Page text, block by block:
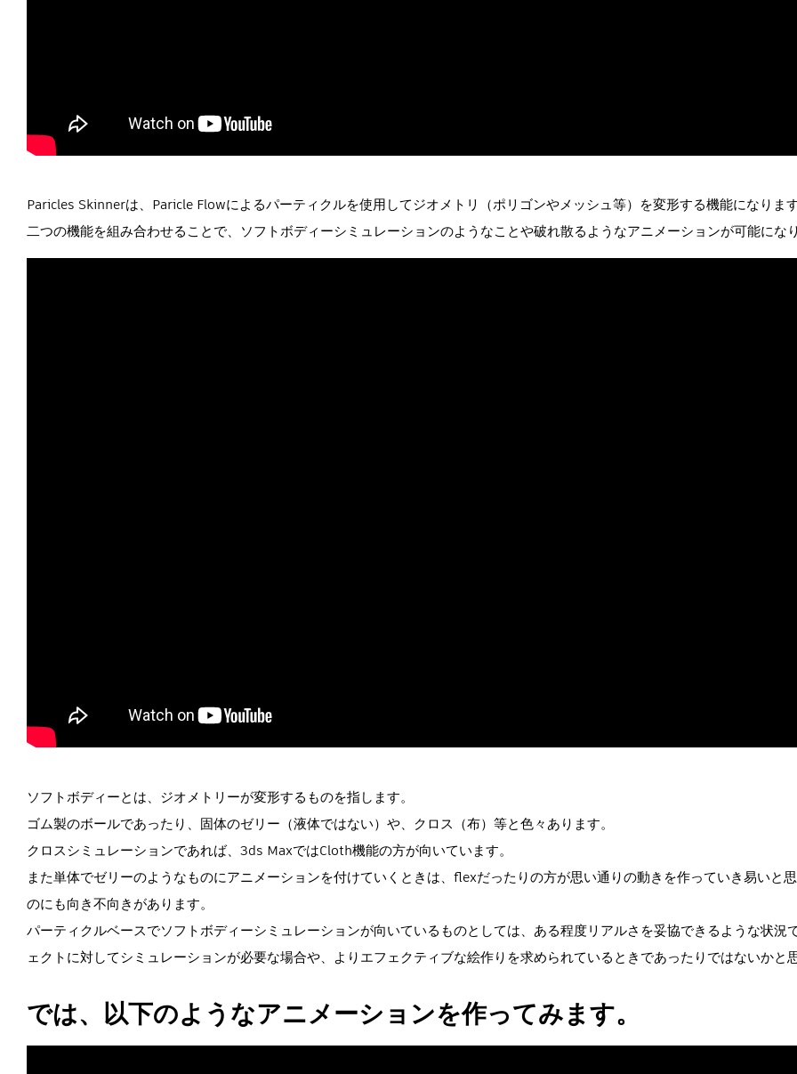
Paricles Skinnerは、Paricle Flowによるパーティクルを使用してジオメトリ（ポリゴンやメッシュ等）を変形する機能になります
二つの機能を組み合わせることで、ソフトボディーシミュレーションのようなことや破れ散るようなアニメーションが可能になり
ソフトボディーとは、ジオメトリーが変形するものを指します。
ゴム製のボールであったり、固体のゼリー（液体ではない）や、クロス（布）等と色々あります。
クロスシミュレーションであれば、3ds MaxではCloth機能の方が向いています。
また単体でゼリーのようなものにアニメーションを付けていくときは、flexだったりの方が思い通りの動きを作っていき易いと
のにも向き不向きがあります。
パーティクルベースでソフトボディーシミュレーションが向いているものとしては、ある程度リアルさを妥協できるような状況
ェクトに対してシミュレーションが必要な場合や、よりエフェクティブな絵作りを求められているときであったりではないかと思
では、以下のようなアニメーションを作ってみます。